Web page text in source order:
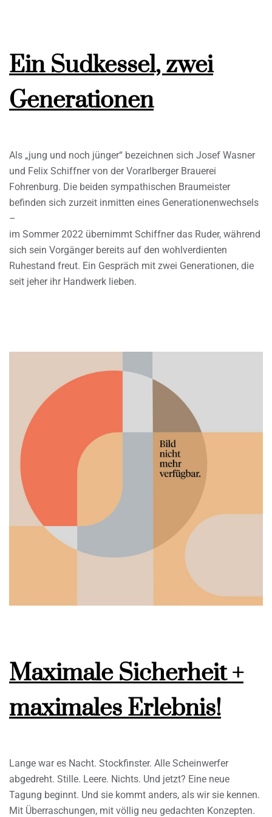
Ein Sudkessel, zwei
Generationen
Als „jung und noch jünger“ bezeichnen sich Josef Wasner
und Felix Schiffner von der Vorarlberger Brauerei
Fohrenburg. Die beiden sympathischen Braumeister
befinden sich zurzeit inmitten eines Generationenwechsels
–
im Sommer 2022 übernimmt Schiffner das Ruder, während
sich sein Vorgänger bereits auf den wohlverdienten
Ruhestand freut. Ein Gespräch mit zwei Generationen, die
seit jeher ihr Handwerk lieben.
Maximale Sicherheit +
maximales Erlebnis!
Lange war es Nacht. Stockfinster. Alle Scheinwerfer
abgedreht. Stille. Leere. Nichts. Und jetzt? Eine neue
Tagung beginnt. Und sie kommt anders, als wir sie kennen.
Mit Überraschungen, mit völlig neu gedachten Konzepten.